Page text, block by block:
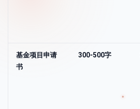
基金项目申请
书
300-500字